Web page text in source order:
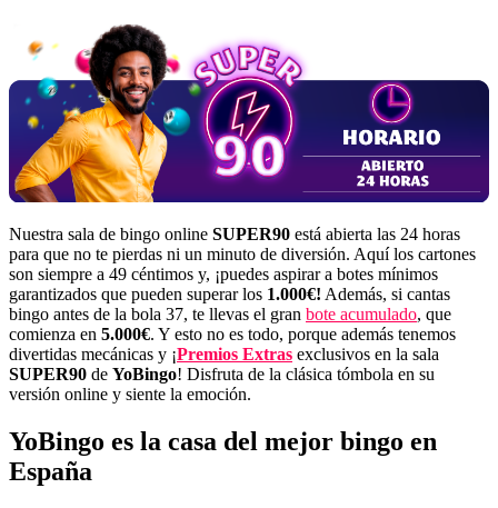
Nuestra sala de bingo online SUPER90 está abierta las 24 horas
para que no te pierdas ni un minuto de diversión. Aquí los cartones
son siempre a 49 céntimos y, ¡puedes aspirar a botes mínimos
garantizados que pueden superar los 1.000€! Además, si cantas
bingo antes de la bola 37, te llevas el gran bote acumulado, que
comienza en 5.000€. Y esto no es todo, porque además tenemos
divertidas mecánicas y ¡Premios Extras exclusivos en la sala
SUPER90 de YoBingo! Disfruta de la clásica tómbola en su
versión online y siente la emoción.
YoBingo es la casa del mejor bingo en
España